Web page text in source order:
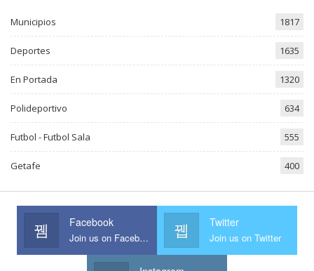
Municipios 1817
Deportes 1635
En Portada 1320
Polideportivo 634
Futbol - Futbol Sala 555
Getafe 400
Facebook
Join us on Facebook
Twitter
Join us on Twitter